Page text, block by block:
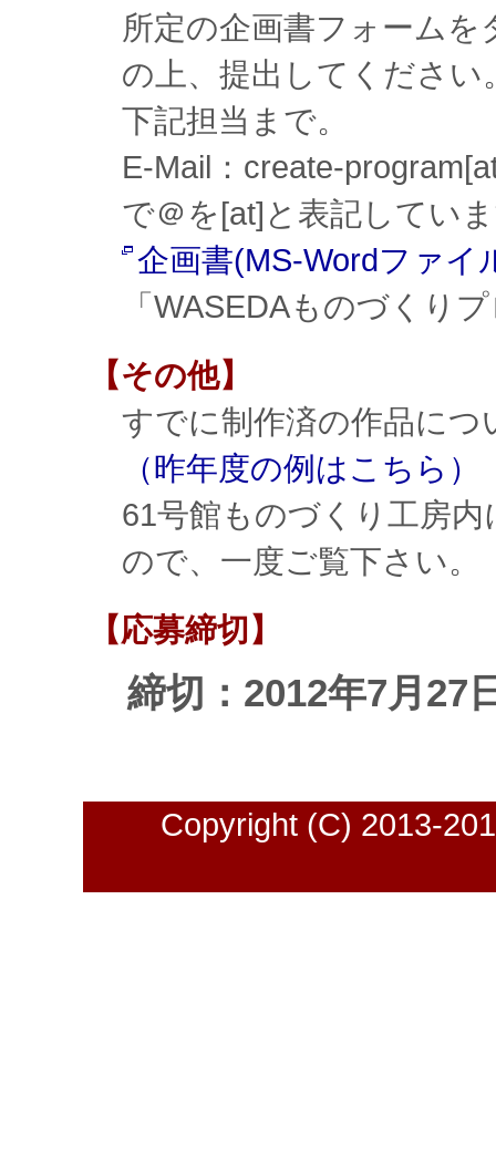
所定の企画書フォーム
の上、提出してくださ
下記担当まで。
E-Mail：create-
で＠を[at]と表記してい
企画書(MS-Wordファイ
「WASEDAものづくり
【その他】
すでに制作済の作品に
（昨年度の例はこちら）
61号館ものづくり工房
ので、一度ご覧下さい。
【応募締切】
締切：2012年7月27
Copyright (C) 2013-